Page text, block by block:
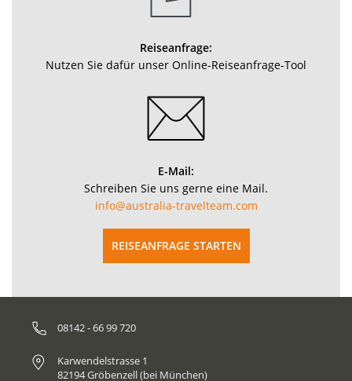
Reiseanfrage:
Nutzen Sie dafür unser Online-Reiseanfrage-Tool
E-Mail:
Schreiben Sie uns gerne eine Mail.
info@australia-travelteam.com
REISEANFRAGE STARTEN
08142 - 66 99 720
Karwendelstrasse 1
82194 Gröbenzell (bei München)